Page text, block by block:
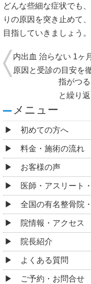
どんな些細な症状でも
りの原因を突き止めて
目指していきましょう。
内出血 治らない 1ヶ
原因と受診の目安を
指がつ
と繰り
メニュー
初めての方へ
料金・施術の流れ
お客様の声
医師・アスリート
全国の有名整骨院
院情報・アクセス
院長紹介
よくある質問
ご予約・お問合せ